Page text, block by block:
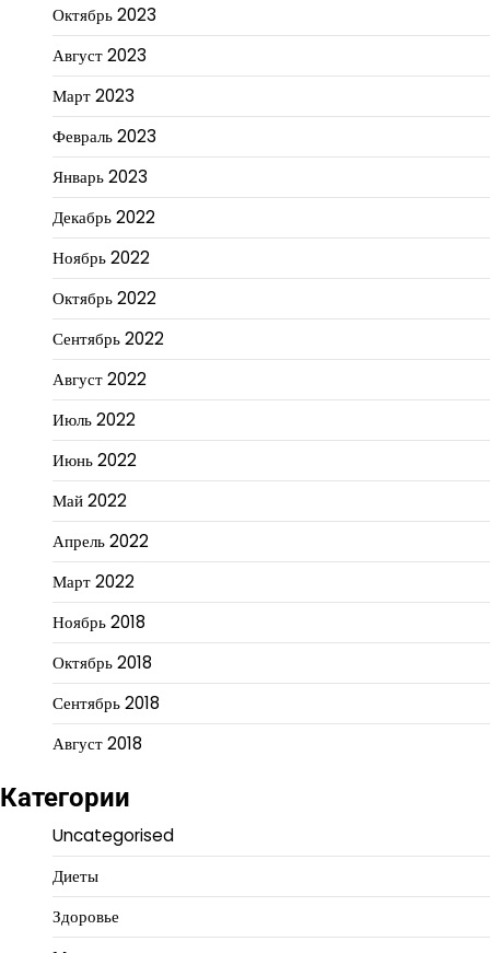
Октябрь 2023
Август 2023
Март 2023
Февраль 2023
Январь 2023
Декабрь 2022
Ноябрь 2022
Октябрь 2022
Сентябрь 2022
Август 2022
Июль 2022
Июнь 2022
Май 2022
Апрель 2022
Март 2022
Ноябрь 2018
Октябрь 2018
Сентябрь 2018
Август 2018
Категории
Uncategorised
Диеты
Здоровье